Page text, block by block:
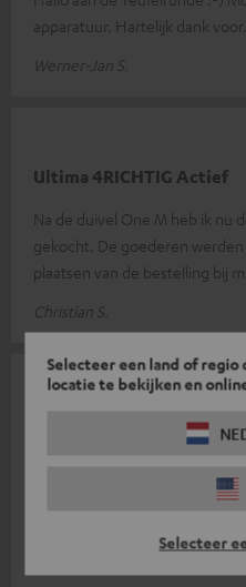
Selecteer een land of regio
locatie te bekijken en
Selecteer
apparatuur. Hartelijk dank
Werner-Jan S.
Ultima 4RICHTIG Actief
Na de duivel One M heb ik nu
gekocht. De goederen
plaatsen van de bestelling bij m
Christian S.
sprakeloos....
De Ultima 4RICHTIG Active